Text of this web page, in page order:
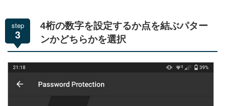
step
3
4桁の数字を設定するか点を結ぶパター
ンかどちらかを選択